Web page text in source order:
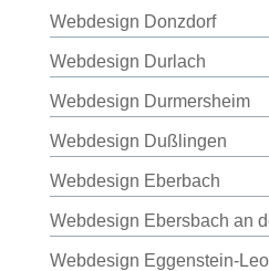
Webdesign Donzdorf
Webdesign Durlach
Webdesign Durmersheim
Webdesign Dußlingen
Webdesign Eberbach
Webdesign Ebersbach an
Webdesign Eggenstein-